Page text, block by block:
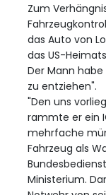
Zum
das Auto von
das US-
Der Mann
zu entziehen".
"Den uns
rammte er ein
mehrfache
Fahrzeug als
Ministerium.